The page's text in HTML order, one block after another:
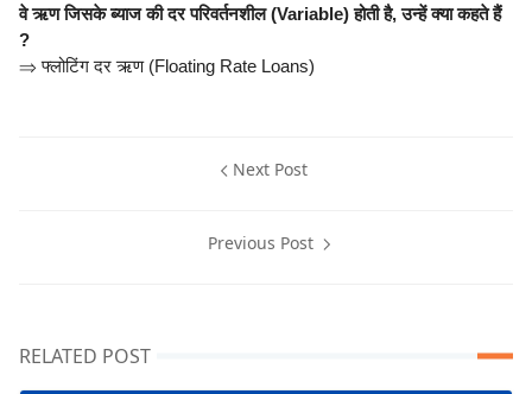
वे ऋण जिसके ब्याज की दर परिवर्तनशील (Variable) होती है, उन्हें क्या कहते हैं
?
⇒ फ्लोटिंग दर ऋण (Floating Rate Loans)
Next Post
Previous Post
RELATED POST